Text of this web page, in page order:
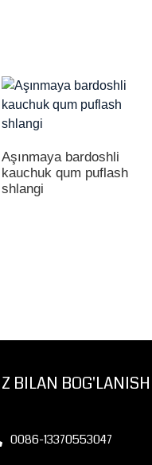
Aşınmaya bardoshli
kauchuk qum puflash
shlangi
BILAN BOG'LANISH
0086-13370553047